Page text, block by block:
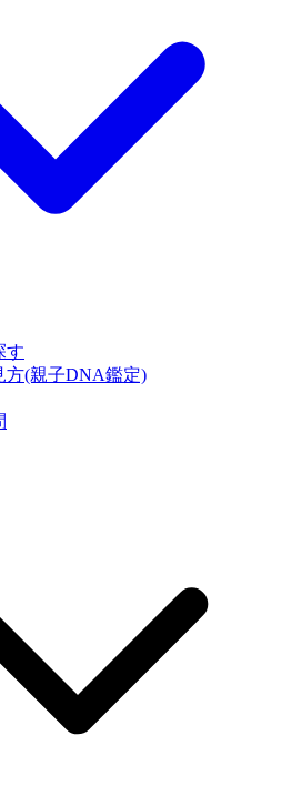
す
方(親子DNA鑑定)